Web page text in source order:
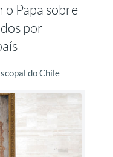
o Papa sobre
por
do Chile